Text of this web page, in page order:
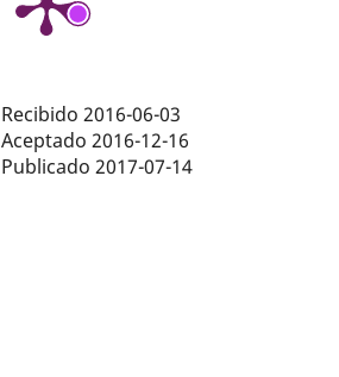
Recibido 2016-06-03
Aceptado 2016-12-16
Publicado 2017-07-14